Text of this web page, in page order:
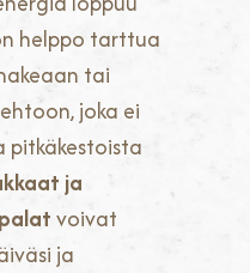
helppo tarttua
tai
joka ei
pitkäkestoista
ja
voivat
ja